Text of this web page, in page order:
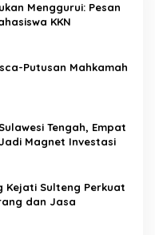
Menggurui: Pesan
KKN
Putusan Mahkamah
Tengah, Empat
Magnet Investasi
Kejati Sulteng Perkuat
dan Jasa